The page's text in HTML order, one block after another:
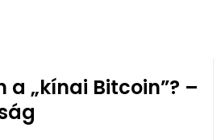
a „kínai Bitcoin”? –